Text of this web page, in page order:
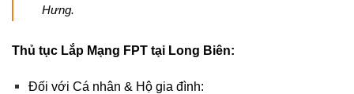
Hưng.
Thủ tục Lắp Mạng FPT tại Long Biên:
Đối với Cá nhân & Hộ gia đình: